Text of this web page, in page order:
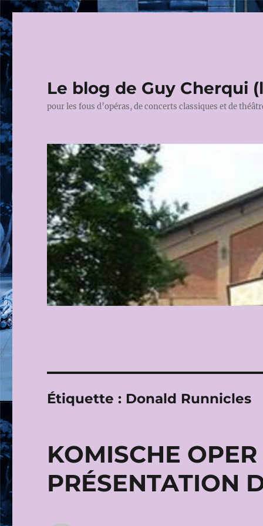
Le blog de Guy Cherqui
pour les fous d’opéras, de concerts classiques et de
Étiquette : Donald Runnicles
KOMISCHE
PRÉSENTATION